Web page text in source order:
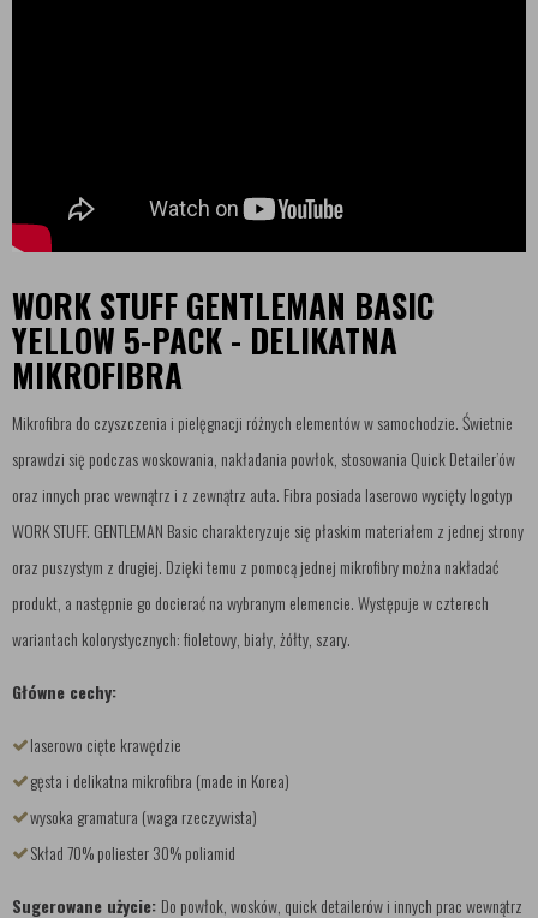
WORK STUFF GENTLEMAN BASIC
YELLOW 5-PACK - DELIKATNA
MIKROFIBRA
Mikrofibra do czyszczenia i pielęgnacji różnych elementów w samochodzie. Świetnie
sprawdzi się podczas woskowania, nakładania powłok, stosowania Quick Detailer’ów
oraz innych prac wewnątrz i z zewnątrz auta. Fibra posiada laserowo wycięty logotyp
WORK STUFF. GENTLEMAN Basic charakteryzuje się płaskim materiałem z jednej strony
oraz puszystym z drugiej. Dzięki temu z pomocą jednej mikrofibry można nakładać
produkt, a następnie go docierać na wybranym elemencie. Występuje w czterech
wariantach kolorystycznych: fioletowy, biały, żółty, szary.
Główne cechy:
laserowo cięte krawędzie
gęsta i delikatna mikrofibra (made in Korea)
wysoka gramatura (waga rzeczywista)
Skład 70% poliester 30% poliamid
Sugerowane użycie: Do powłok, wosków, quick detailerów i innych prac wewnątrz